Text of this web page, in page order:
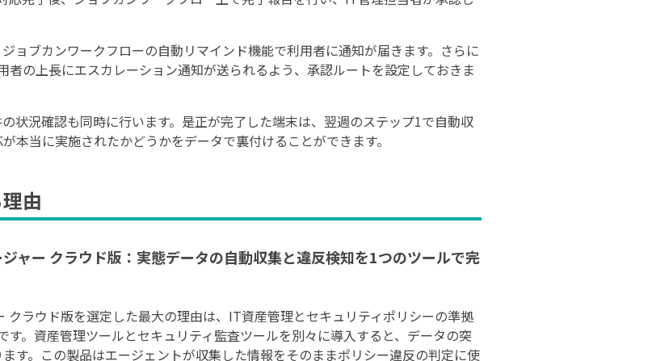
ョブカンワークフローの自動リマインド機能で利用者に通知が届きます。さらに
者の上長にエスカレーション通知が送られるよう、承認ルートを設定しておきま
状況確認も同時に行います。是正が完了した端末は、翌週のステップ1で自動収
本当に実施されたかどうかをデータで裏付けることができます。
由
ャー クラウド版：実態データの自動収集と違反検知を1つのツールで完
クラウド版を選定した最大の理由は、IT資産管理とセキュリティポリシーの準拠
す。資産管理ツールとセキュリティ監査ツールを別々に導入すると、データの突
す。この製品はエージェントが収集した情報をそのままポリシー違反の判定に使